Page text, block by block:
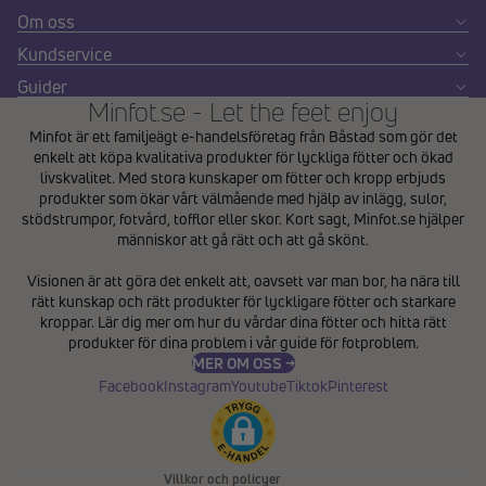
Om oss
Kundservice
Guider
Minfot.se - Let the feet enjoy
Minfot är ett familjeägt e-handelsföretag från Båstad som gör det
enkelt att köpa kvalitativa produkter för lyckliga fötter och ökad
livskvalitet. Med stora kunskaper om fötter och kropp erbjuds
produkter som ökar vårt välmående med hjälp av inlägg, sulor,
stödstrumpor, fotvård, tofflor eller skor. Kort sagt, Minfot.se hjälper
människor att gå rätt och att gå skönt.
Visionen är att göra det enkelt att, oavsett var man bor, ha nära till
rätt kunskap och rätt produkter för lyckligare fötter och starkare
kroppar. Lär dig mer om hur du vårdar dina fötter och hitta rätt
produkter för dina problem i vårguide för fotproblem.
MER OM OSS →
FacebookInstagramYoutubeTiktokPinterest
Villkor och policyer
Återbetalningspolicy
Användarvillkor
Fraktpolicy
Kontaktinformation
Avbeställningspolicy
Rättsligt meddelande